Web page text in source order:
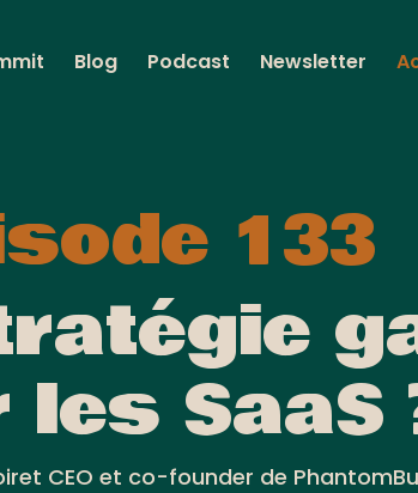
Blog Podcast Newsletter
133
SaaS
CEO et co-founder de